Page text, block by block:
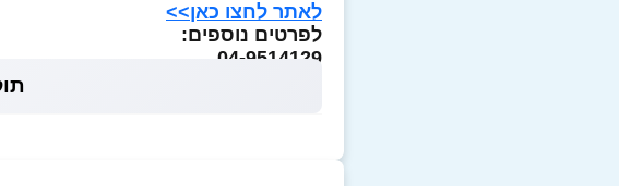
לאתר לחצו כאן>>
לפרטים נוספים:
04-9514129